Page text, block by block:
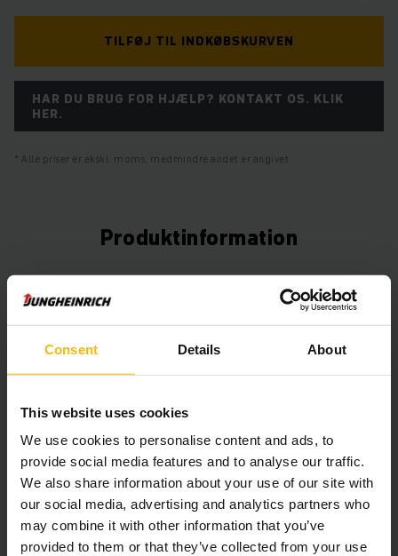
Consent Details About
This website uses cookies
We use cookies to personalise content and ads, to
provide social media features and to analyse our traffic.
We also share information about your use of our site with
our social media, advertising and analytics partners who
may combine it with other information that you’ve
provided to them or that they’ve collected from your use
TILFØJ TIL INDKØBSKURVEN
HAR DU BRUG FOR HJÆLP? KONTAKT OS. KLIK
HER.
Alle priser er ekskl. moms, medmindre andet er angivet.
Produktinformation
køretøjets tekniske specifikationer og udstyr.
Teknisk information
Oplader Ja, 48 V / 65 A
Batteriets renoveringsår 2025
År 2020